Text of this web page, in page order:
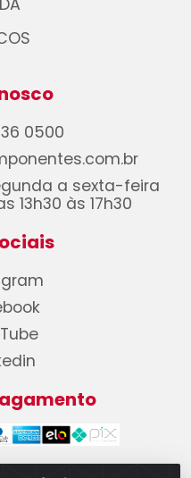
0500
a sexta-feira
13h30 às 17h30